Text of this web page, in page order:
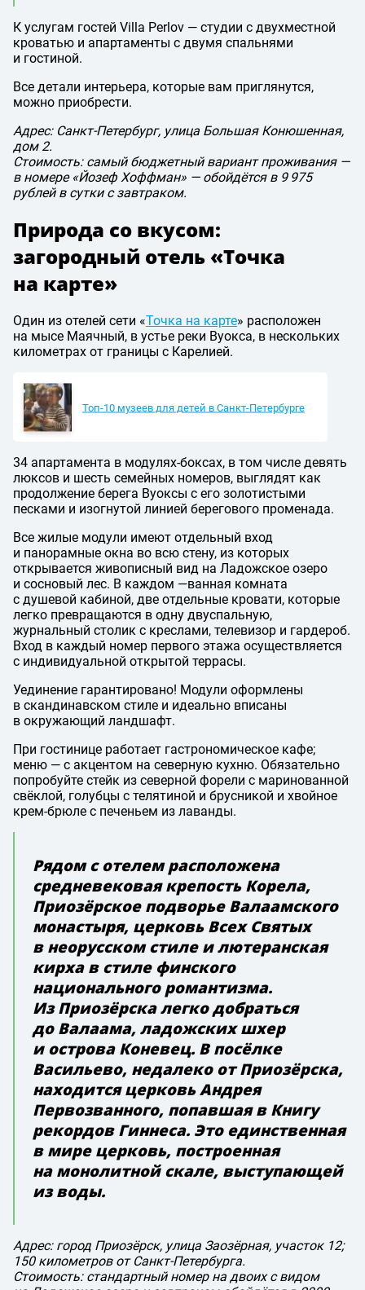
К услугам гостей Villa Perlov — студии с двухместной
кроватью и апартаменты с двумя спальнями
и гостиной.
Все детали интерьера, которые вам приглянутся,
можно приобрести.
Адрес: Санкт-Петербург, улица Большая Конюшенная,
дом 2.
Стоимость: самый бюджетный вариант проживания —
в номере «Йозеф Хоффман» — обойдётся в 9 975
рублей в сутки с завтраком.
Природа со вкусом:
загородный отель «Точка
на карте»
Один из отелей сети «Точка на карте» расположен
на мысе Маячный, в устье реки Вуокса, в нескольких
километрах от границы с Карелией.
Топ-10 музеев для детей в Санкт-Петербурге
34 апартамента в модулях-боксах, в том числе девять
люксов и шесть семейных номеров, выглядят как
продолжение берега Вуоксы с его золотистыми
песками и изогнутой линией берегового променада.
Все жилые модули имеют отдельный вход
и панорамные окна во всю стену, из которых
открывается живописный вид на Ладожское озеро
и сосновый лес. В каждом —ванная комната
с душевой кабиной, две отдельные кровати, которые
легко превращаются в одну двуспальную,
журнальный столик с креслами, телевизор и гардероб.
Вход в каждый номер первого этажа осуществляется
с индивидуальной открытой террасы.
Уединение гарантировано! Модули оформлены
в скандинавском стиле и идеально вписаны
в окружающий ландшафт.
При гостинице работает гастрономическое кафе;
меню — с акцентом на северную кухню. Обязательно
попробуйте стейк из северной форели с маринованной
свёклой, голубцы с телятиной и брусникой и хвойное
крем-брюле с печеньем из лаванды.
Рядом с отелем расположена
средневековая крепость Корела,
Приозёрское подворье Валаамского
монастыря, церковь Всех Святых
в неорусском стиле и лютеранская
кирха в стиле финского
национального романтизма.
Из Приозёрска легко добраться
до Валаама, ладожских шхер
и острова Коневец. В посёлке
Васильево, недалеко от Приозёрска,
находится церковь Андрея
Первозванного, попавшая в Книгу
рекордов Гиннеса. Это единственная
в мире церковь, построенная
на монолитной скале, выступающей
из воды.
Адрес: город Приозёрск, улица Заозёрная, участок 12;
150 километров от Санкт-Петербурга.
Стоимость: стандартный номер на двоих с видом